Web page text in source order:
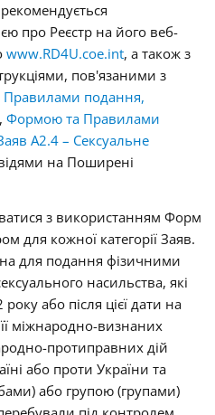
про Реєстр на його веб-
www.RD4U.coe.int, а також з
пов'язаними з
Правилами подання,
, Формою та Правилами
А2.4 – Сексуальне
на Поширені
з використанням Форм
для кожної категорії Заяв.
для подання фізичними
насильства, які
або після цієї дати на
міжнародно-визнаних
протиправних дій
або проти України та
або групою (групами)